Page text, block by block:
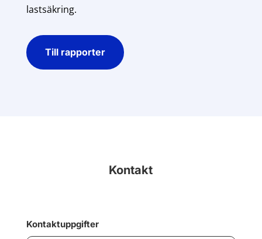
lastsäkring.
Till rapporter
Kontakt
Kontaktuppgifter